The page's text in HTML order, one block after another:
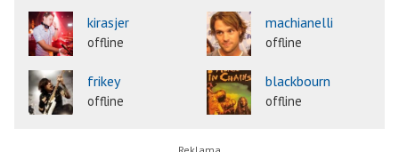
kirasjer
offline
machianelli
offline
frikey
offline
blackbourn
offline